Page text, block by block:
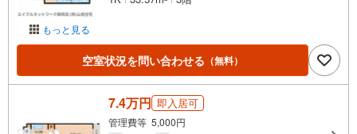
もっと見る
空室状況を問い合わせる （無料）
7.4万円 即入居可
管理費等 5,000円